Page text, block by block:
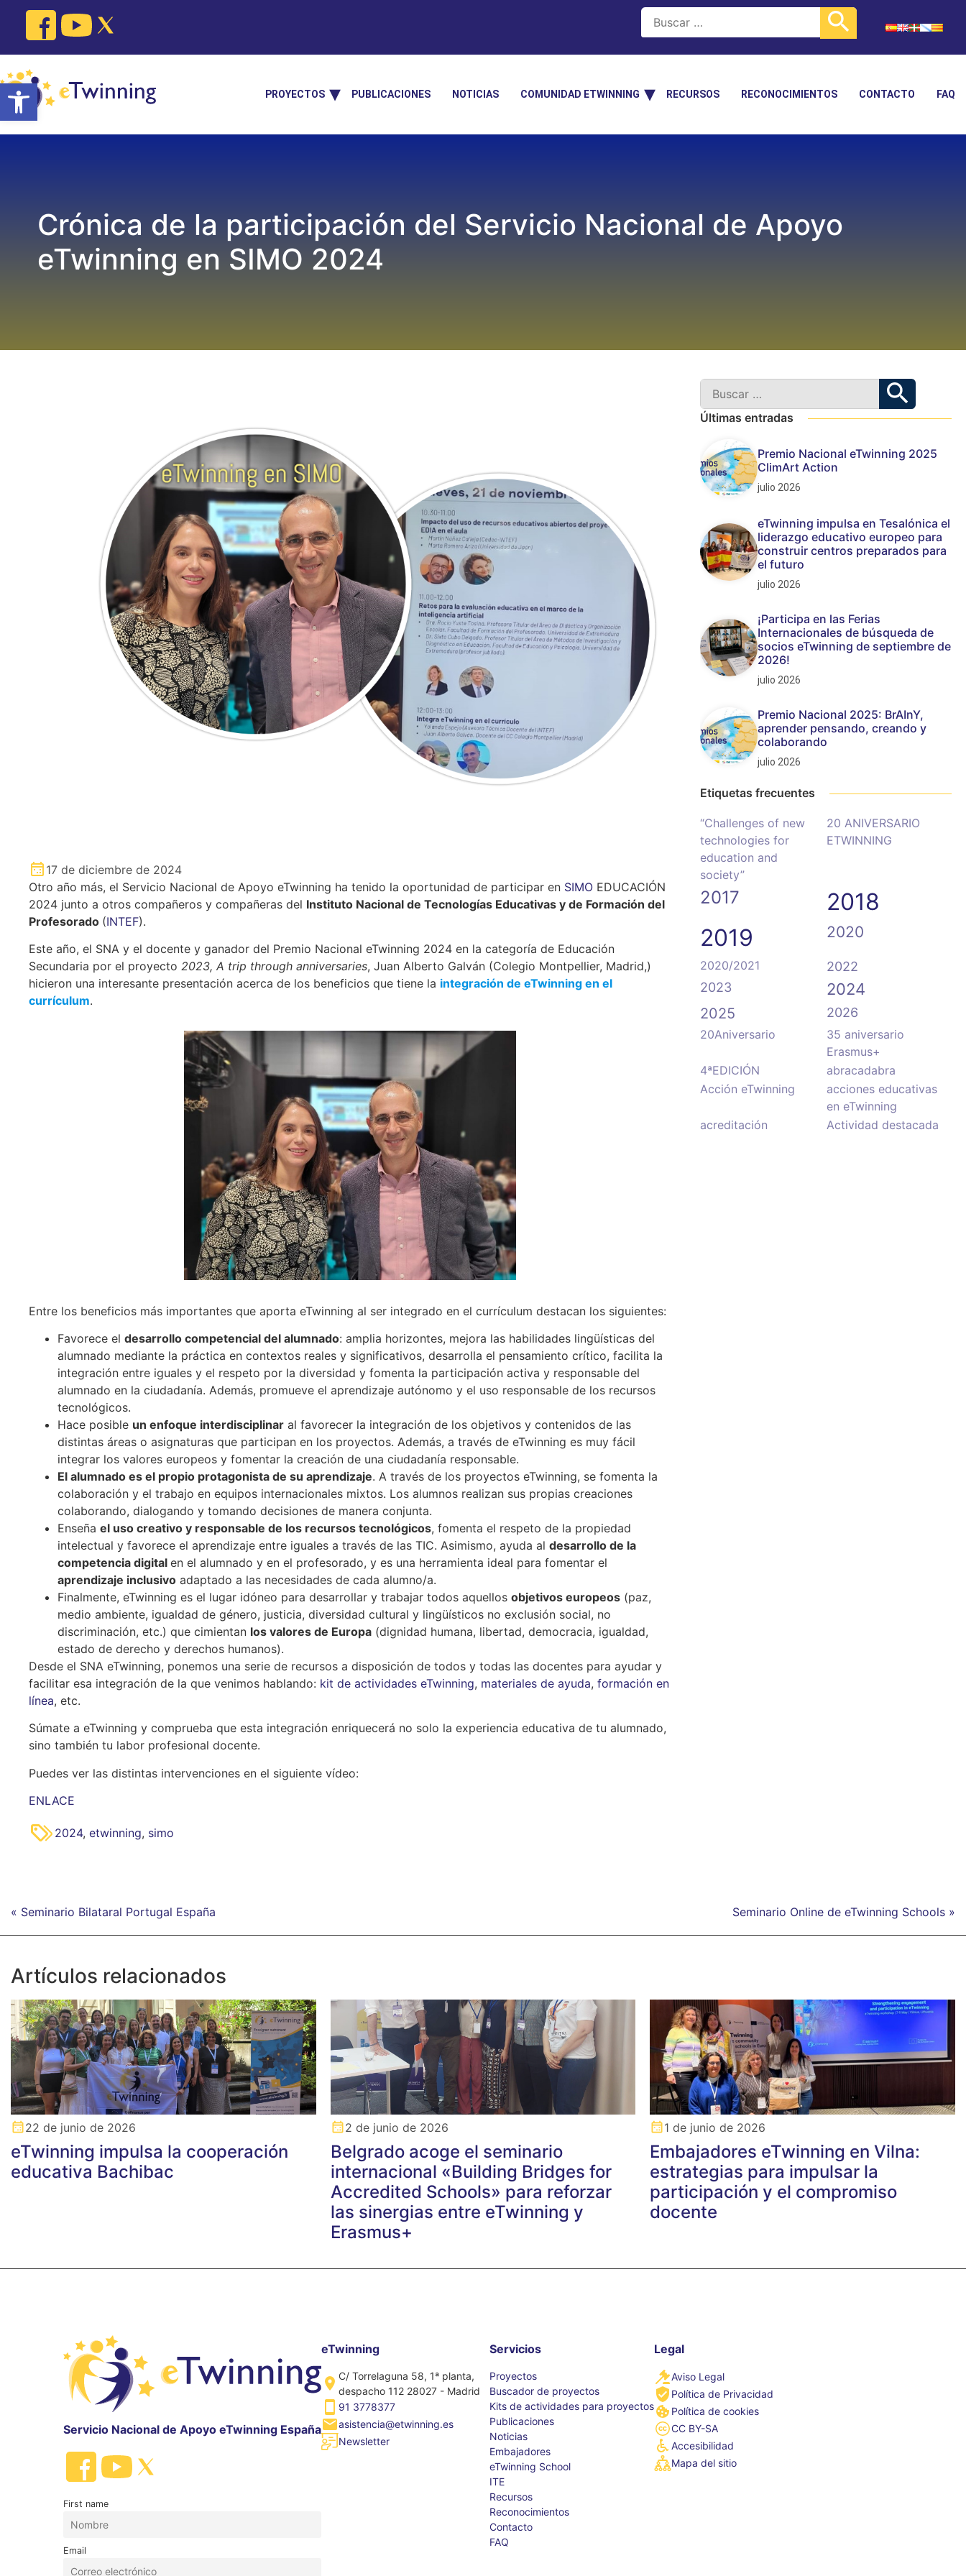
Open toolbar
content
PROYECTOS PUBLICACIONES NOTICIAS COMUNIDAD ETWINNING RECURSOS RECONOCIMIENTOS CONTACTO FAQ
Crónica de la participación del Servicio Nacional de Apoyo
eTwinning en SIMO 2024
17 de diciembre de 2024
Otro año más, el Servicio Nacional de Apoyo eTwinning ha tenido la oportunidad de participar en SIMO EDUCACIÓN
2024 junto a otros compañeros y compañeras del Instituto Nacional de Tecnologías Educativas y de Formación del
Profesorado (INTEF).
Este año, el SNA y el docente y ganador del Premio Nacional eTwinning 2024 en la categoría de Educación
Secundaria por el proyecto 2023, A trip through anniversaries, Juan Alberto Galván (Colegio Montpellier, Madrid,)
hicieron una interesante presentación acerca de los beneficios que tiene la integración de eTwinning en el
currículum.
Entre los beneficios más importantes que aporta eTwinning al ser integrado en el currículum destacan los siguientes:
Favorece el desarrollo competencial del alumnado: amplia horizontes, mejora las habilidades lingüísticas del
alumnado mediante la práctica en contextos reales y significativos, desarrolla el pensamiento crítico, facilita la
integración entre iguales y el respeto por la diversidad y fomenta la participación activa y responsable del
alumnado en la ciudadanía. Además, promueve el aprendizaje autónomo y el uso responsable de los recursos
tecnológicos.
Hace posible un enfoque interdisciplinar al favorecer la integración de los objetivos y contenidos de las
distintas áreas o asignaturas que participan en los proyectos. Además, a través de eTwinning es muy fácil
integrar los valores europeos y fomentar la creación de una ciudadanía responsable.
El alumnado es el propio protagonista de su aprendizaje. A través de los proyectos eTwinning, se fomenta la
colaboración y el trabajo en equipos internacionales mixtos. Los alumnos realizan sus propias creaciones
colaborando, dialogando y tomando decisiones de manera conjunta.
Enseña el uso creativo y responsable de los recursos tecnológicos, fomenta el respeto de la propiedad
intelectual y favorece el aprendizaje entre iguales a través de las TIC. Asimismo, ayuda al desarrollo de la
competencia digital en el alumnado y en el profesorado, y es una herramienta ideal para fomentar el
aprendizaje inclusivo adaptado a las necesidades de cada alumno/a.
Finalmente, eTwinning es el lugar idóneo para desarrollar y trabajar todos aquellos objetivos europeos (paz,
medio ambiente, igualdad de género, justicia, diversidad cultural y lingüísticos no exclusión social, no
discriminación, etc.) que cimientan los valores de Europa (dignidad humana, libertad, democracia, igualdad,
estado de derecho y derechos humanos).
Desde el SNA eTwinning, ponemos una serie de recursos a disposición de todos y todas las docentes para ayudar y
facilitar esa integración de la que venimos hablando: kit de actividades eTwinning, materiales de ayuda, formación en
línea, etc.
Súmate a eTwinning y comprueba que esta integración enriquecerá no solo la experiencia educativa de tu alumnado,
sino también tu labor profesional docente.
Puedes ver las distintas intervenciones en el siguiente vídeo:
ENLACE
2024, etwinning, simo
Últimas entradas
Premio Nacional eTwinning 2025
ClimArt Action
julio 2026
eTwinning impulsa en Tesalónica el
liderazgo educativo europeo para
construir centros preparados para
el futuro
julio 2026
¡Participa en las Ferias
Internacionales de búsqueda de
socios eTwinning de septiembre de
2026!
julio 2026
Premio Nacional 2025: BrAInY,
aprender pensando, creando y
colaborando
julio 2026
Etiquetas frecuentes
“Challenges of new
technologies for
education and
society”
20 ANIVERSARIO
ETWINNING
2017
2018
2019
2020
2020/2021
2022
2023
2024
2025 2026
20Aniversario
35 aniversario
Erasmus+
4ªEDICIÓN
abracadabra
Acción eTwinning
acciones educativas
en eTwinning
acreditación
Actividad destacada
« Seminario Bilataral Portugal España Seminario Online de eTwinning Schools »
Artículos relacionados
22 de junio de 2026
eTwinning impulsa la cooperación
educativa Bachibac
2 de junio de 2026
Belgrado acoge el seminario
internacional «Building Bridges for
Accredited Schools» para reforzar
las sinergias entre eTwinning y
Erasmus+
1 de junio de 2026
Embajadores eTwinning en Vilna:
estrategias para impulsar la
participación y el compromiso
docente
Servicio Nacional de Apoyo eTwinning España
First name
Email
eTwinning
C/ Torrelaguna 58, 1ª planta,
despacho 112 28027 - Madrid
91 3778377
asistencia@etwinning.es
Newsletter
Servicios
Proyectos
Buscador de proyectos
Kits de actividades para proyectos
Publicaciones
Noticias
Embajadores
eTwinning School
ITE
Recursos
Reconocimientos
Contacto
FAQ
Legal
Aviso Legal
Política de Privacidad
Política de cookies
CC BY-SA
Accesibilidad
Mapa del sitio